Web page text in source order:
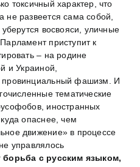
токсичный характер, что
развеется сама собой,
восвояси, уличные
приступит к
– на родине
и Украиной,
провинциальный фашизм. И
тематические
иностранных
опаснее, чем
движение» в процессе
управлялось
борьба с русским языком,